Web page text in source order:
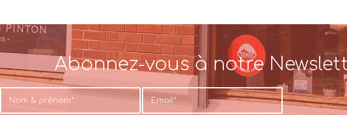
Abonnez-vous à notre